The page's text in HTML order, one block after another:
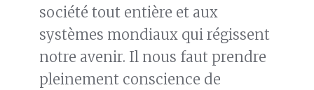
société tout entière et aux
systèmes mondiaux qui régissent
notre avenir. Il nous faut prendre
pleinement conscience de